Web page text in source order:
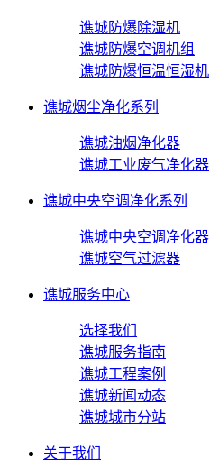
谯城防爆除湿机
谯城防爆空调机组
谯城防爆恒温恒湿机
谯城烟尘净化系列
谯城油烟净化器
谯城工业废气净化器
谯城中央空调净化系列
谯城中央空调净化器
谯城空气过滤器
谯城服务中心
选择我们
谯城服务指南
谯城工程案例
谯城新闻动态
谯城城市分站
关于我们